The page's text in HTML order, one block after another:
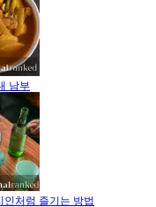
남부
인처럼 즐기는 방법